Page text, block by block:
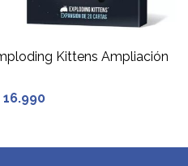
Kittens Ampliación
16.990